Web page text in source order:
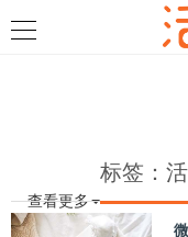
查看更多
标签：